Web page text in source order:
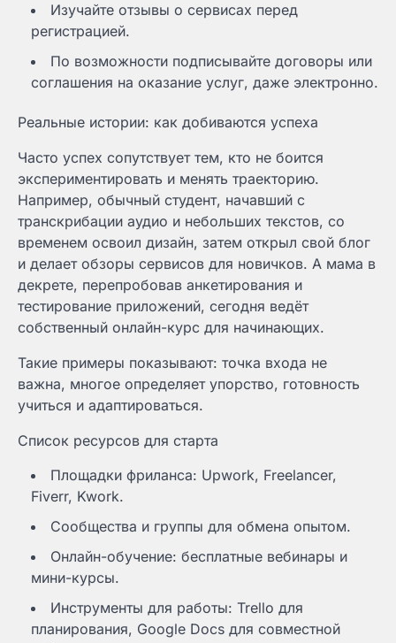
Изучайте отзывы о сервисах перед
регистрацией.
По возможности подписывайте договоры или
соглашения на оказание услуг, даже электронно.
Реальные истории: как добиваются успеха
Часто успех сопутствует тем, кто не боится
экспериментировать и менять траекторию.
Например, обычный студент, начавший с
транскрибации аудио и небольших текстов, со
временем освоил дизайн, затем открыл свой блог
и делает обзоры сервисов для новичков. А мама в
декрете, перепробовав анкетирования и
тестирование приложений, сегодня ведёт
собственный онлайн-курс для начинающих.
Такие примеры показывают: точка входа не
важна, многое определяет упорство, готовность
учиться и адаптироваться.
Список ресурсов для старта
Площадки фриланса: Upwork, Freelancer,
Fiverr, Kwork.
Сообщества и группы для обмена опытом.
Онлайн-обучение: бесплатные вебинары и
мини-курсы.
Инструменты для работы: Trello для
планирования, Google Docs для совместной